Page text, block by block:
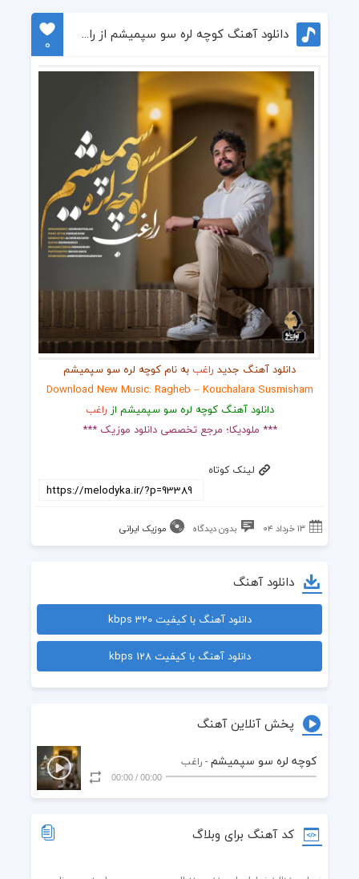
دانلود آهنگ کوچه لره سو سپمیشم از راغب
0
دانلود آهنگ جدید راغب به نام کوچه لره سو سپمیشم
Download New Music: Ragheb – Kouchalara Susmisham
دانلود آهنگ کوچه لره سو سپمیشم از راغب
*** ملودیکا؛ مرجع تخصصی دانلود موزیک ***
لینک کوتاه
۱۳ خرداد ۰۴ بدون دیدگاه موزیک ایرانی
دانلود آهنگ
دانلود آهنگ با کیفیت 320 kbps
دانلود آهنگ با کیفیت 128 kbps
پخش آنلاین آهنگ
کوچه لره سو سپمیشم - راغب
00:00
/
00:00
کد آهنگ برای وبلاگ